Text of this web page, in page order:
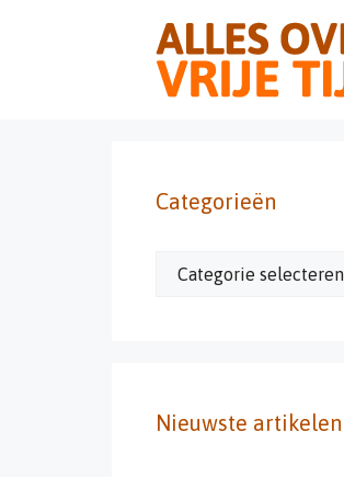
Categorieën
Categorieën
Nieuwste artikelen